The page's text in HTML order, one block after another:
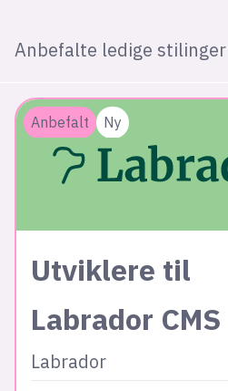
Anbefalte ledige stilinger
Anbefalt Ny
Utviklere til
Labrador CMS
Labrador